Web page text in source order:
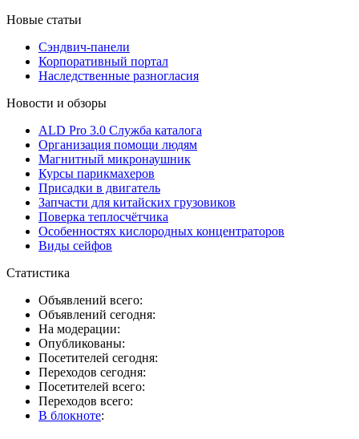
Новые статьи
Сэндвич-панели
Корпоративный портал
Наследственные разногласия
Новости и обзоры
ALD Pro 3.0 Служба каталога
Организация помощи людям
Магнитный микронаушник
Курсы парикмахеров
Присадки в двигатель
Запчасти для китайских грузовиков
Поверка теплосчётчика
Особенностях кислородных концентраторов
Виды сейфов
Статистика
Объявлений всего:
Объявлений сегодня:
На модерации:
Опубликованы:
Посетителей сегодня:
Переходов сегодня:
Посетителей всего:
Переходов всего:
В блокноте: